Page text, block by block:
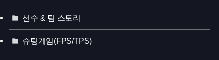
선수 & 팀 스토리
슈팅게임(FPS/TPS)